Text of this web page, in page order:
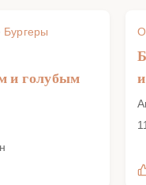
Бургеры
и голубым